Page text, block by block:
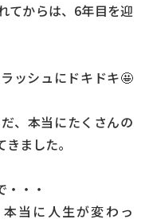
てからは、6年目を迎
ッシュにドキドキ🤩
、本当にたくさんの
ました。
・・
当に人生が変わっ